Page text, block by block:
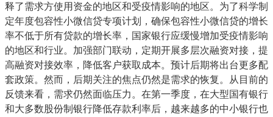
释了需求方使用资金的地区和受疫情影响的地区。为了科学制
定年度包容性小微信贷专项计划，确保包容性小微信贷的增长
率不低于所有贷款的增长率，国家银行应缓慢增加受疫情影响
的地区和行业。加强部门联动，定期开展多层次融资对接，提
高融资对接效率，降低客户获取成本。预计后期将出台更多配
套政策。然而，后期关注的焦点仍然是需求的恢复。从目前的
反馈来看，需求仍然面临压力。在第一季度，在大型国有银行
和大多数股份制银行降低存款利率后，越来越多的中小银行也